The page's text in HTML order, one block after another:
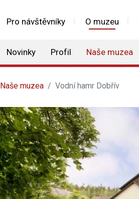
Pro návštěvníky O muzeu
Novinky Profil Naše muzea
Naše muzea Vodní hamr Dobřív